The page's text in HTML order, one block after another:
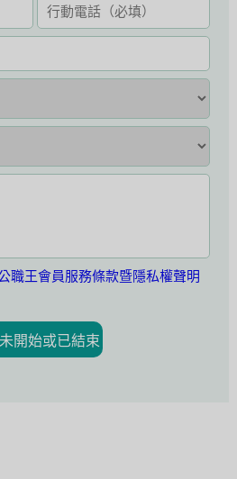
職王會員服務條款暨隱私權聲明
開始或已結束